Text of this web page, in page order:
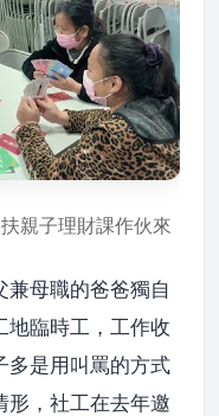
親子理財課作伙來
兼母職的爸爸獨自
地臨時工，工作收
多是用叫罵的方式
形，社工在去年邀